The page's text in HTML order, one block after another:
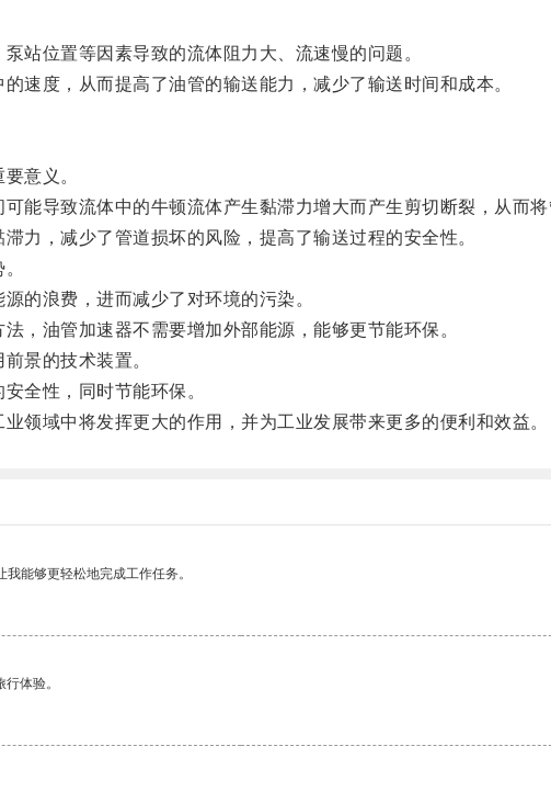
位置等因素导致的流体阻力大、流速慢的问题。
度，从而提高了油管的输送能力，减少了输送时间和成本。
意义。
导致流体中的牛顿流体产生黏滞力增大而产生剪切断裂，从而将
，减少了管道损坏的风险，提高了输送过程的安全性。
浪费，进而减少了对环境的污染。
油管加速器不需要增加外部能源，能够更节能环保。
景的技术装置。
全性，同时节能环保。
域中将发挥更大的作用，并为工业发展带来更多的便利和效益。
能够更轻松地完成工作任务。
体验。